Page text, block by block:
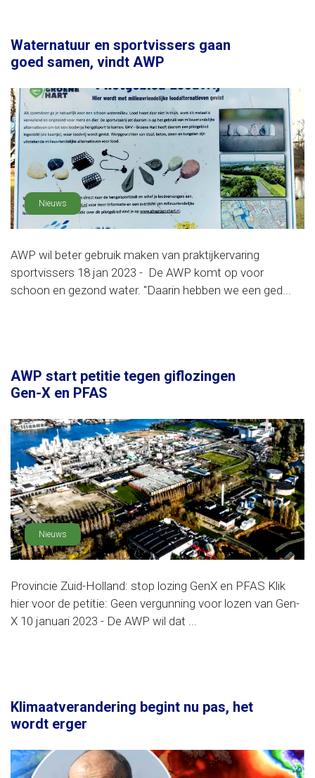
Waternatuur en sportvissers gaan
goed samen, vindt AWP
Nieuws
AWP wil beter gebruik maken van praktijkervaring
sportvissers 18 jan 2023 - De AWP komt op voor
schoon en gezond water. "Daarin hebben we een ged...
AWP start petitie tegen giflozingen
Gen-X en PFAS
Nieuws
Provincie Zuid-Holland: stop lozing GenX en PFAS Klik
hier voor de petitie: Geen vergunning voor lozen van Gen-
X 10 januari 2023 - De AWP wil dat ...
Klimaatverandering begint nu pas, het
wordt erger